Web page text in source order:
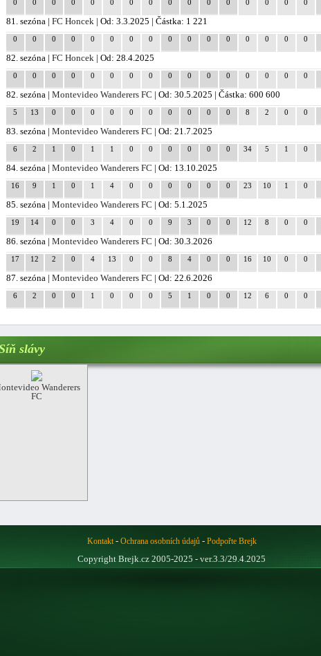
0 0 0 0 0 0 0 0 0 0 0 0 0 0 0 0
81. sezóna |FC Honcek | Od: 3.3.2025 | Částka: 1 221
0 0 0 0 0 0 0 0 0 0 0 0 0 0 0 0
82. sezóna |FC Honcek | Od: 28.4.2025
0 0 0 0 0 0 0 0 0 0 0 0 0 0 0 0
82. sezóna |Montevideo Wanderers FC | Od: 30.5.2025 | Částka: 600 600
5 13 0 0 0 0 0 0 0 0 0 0 8 2 0 0
83. sezóna |Montevideo Wanderers FC | Od: 21.7.2025
6 2 1 0 1 1 0 0 0 0 0 0 34 5 1 0
84. sezóna |Montevideo Wanderers FC | Od: 13.10.2025
16 9 1 0 1 4 0 0 0 0 0 0 23 10 1 0
85. sezóna |Montevideo Wanderers FC | Od: 5.1.2025
19 14 0 0 3 4 0 0 9 3 0 0 12 8 0 0
86. sezóna |Montevideo Wanderers FC | Od: 30.3.2026
17 12 2 0 4 13 0 0 8 4 0 0 16 10 0 0
87. sezóna |Montevideo Wanderers FC | Od: 22.6.2026
6 2 0 0 1 0 0 0 5 1 0 0 12 6 0 0
slávy
Wanderers
FC
Kontakt- Ochrana osobních údajů- Podpořte Brejk
Copyright Brejk.cz 2005-2025 - ver.3.3/29.4.2025